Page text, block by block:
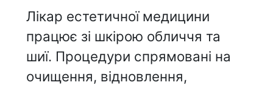
Лікар естетичної медицини
працює зі шкірою обличчя та
шиї. Процедури спрямовані на
очищення, відновлення,